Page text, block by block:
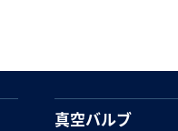
真空バルブ